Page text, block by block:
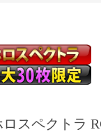
スペクトラ